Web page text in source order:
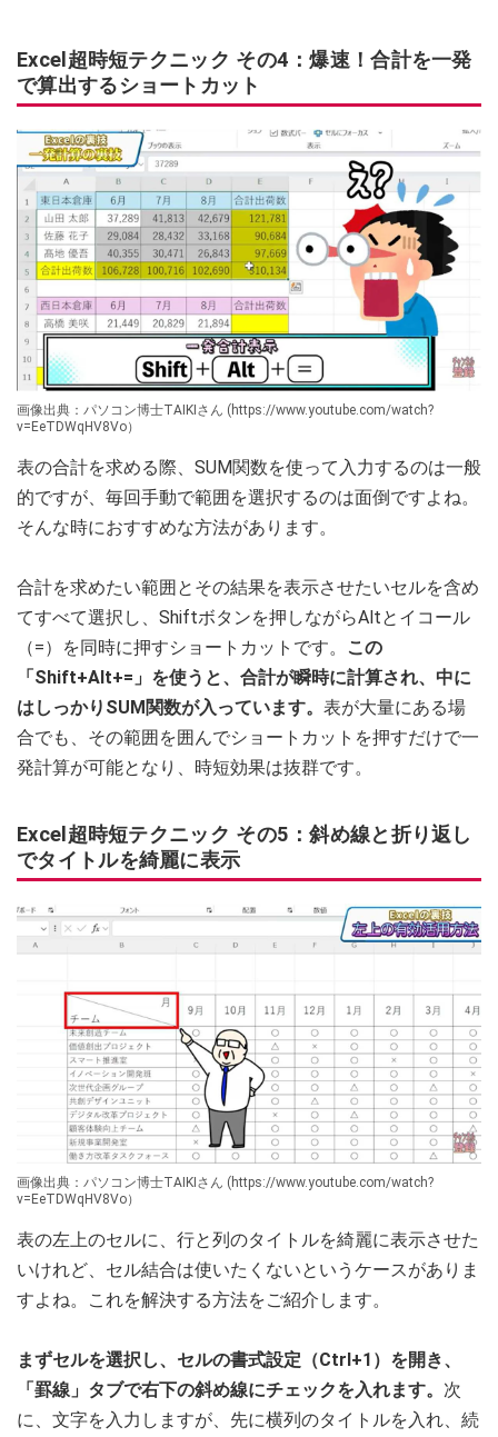
Excel超時短テクニック その4：爆速！合計を一発
で算出するショートカット
画像出典：パソコン博士TAIKIさん (https://www.youtube.com/watch?
v=EeTDWqHV8Vo）
表の合計を求める際、SUM関数を使って入力するのは一般
的ですが、毎回手動で範囲を選択するのは面倒ですよね。
そんな時におすすめな方法があります。
合計を求めたい範囲とその結果を表示させたいセルを含め
てすべて選択し、Shiftボタンを押しながらAltとイコール
（=）を同時に押すショートカットです。
この
「Shift+Alt+=」を使うと、合計が瞬時に計算され、中に
はしっかりSUM関数が入っています。 表が大量にある場
合でも、その範囲を囲んでショートカットを押すだけで一
発計算が可能となり、時短効果は抜群です。
Excel超時短テクニック その5：斜め線と折り返し
でタイトルを綺麗に表示
画像出典：パソコン博士TAIKIさん (https://www.youtube.com/watch?
v=EeTDWqHV8Vo）
表の左上のセルに、行と列のタイトルを綺麗に表示させた
いけれど、セル結合は使いたくないというケースがありま
すよね。これを解決する方法をご紹介します。
まずセルを選択し、セルの書式設定（Ctrl+1）を開き、
「罫線」タブで右下の斜め線にチェックを入れます。 次
に、文字を入力しますが、先に横列のタイトルを入れ、続